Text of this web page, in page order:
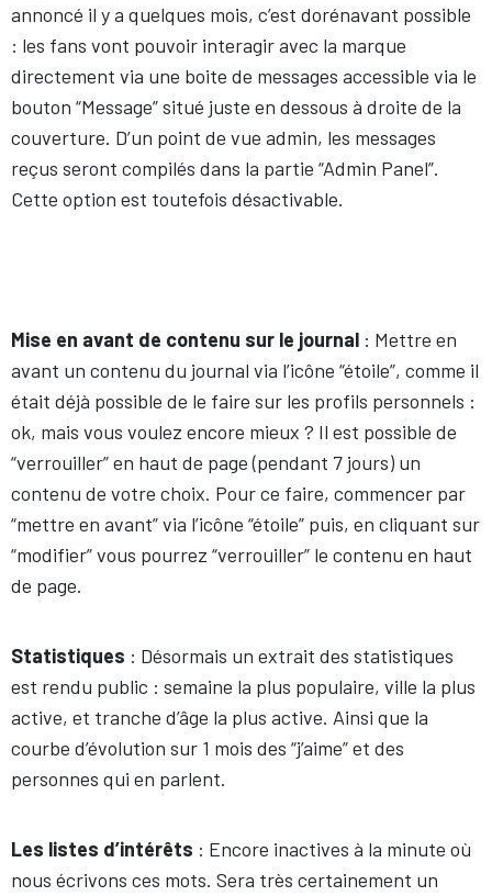
annoncé il y a quelques mois, c’est dorénavant possible
: les fans vont pouvoir interagir avec la marque
directement via une boite de messages accessible via le
bouton “Message” situé juste en dessous à droite de la
couverture. D’un point de vue admin, les messages
reçus seront compilés dans la partie “Admin Panel”.
Cette option est toutefois désactivable.
Mise en avant de contenu sur le journal : Mettre en
avant un contenu du journal via l’icône “étoile”, comme il
était déjà possible de le faire sur les profils personnels :
ok, mais vous voulez encore mieux ? Il est possible de
“verrouiller” en haut de page (pendant 7 jours) un
contenu de votre choix. Pour ce faire, commencer par
“mettre en avant” via l’icône “étoile” puis, en cliquant sur
“modifier” vous pourrez “verrouiller” le contenu en haut
de page.
Statistiques : Désormais un extrait des statistiques
est rendu public : semaine la plus populaire, ville la plus
active, et tranche d’âge la plus active. Ainsi que la
courbe d’évolution sur 1 mois des “j’aime” et des
personnes qui en parlent.
Les listes d’intérêts : Encore inactives à la minute où
nous écrivons ces mots. Sera très certainement un